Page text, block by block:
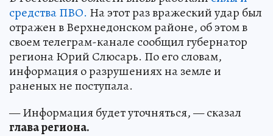
средства ПВО. На этот раз вражеский удар был
отражен в Верхнедонском районе, об этом в
своем телеграм-канале сообщил губернатор
региона Юрий Слюсарь. По его словам,
информация о разрушениях на земле и
раненых не поступала.
— Информация будет уточняться, — сказал
глава региона.